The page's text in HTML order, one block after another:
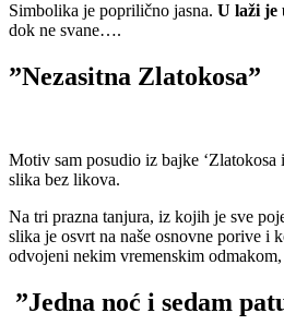
Simbolika je poprilično jasna. U laži je
dok ne svane….
”Nezasitna Zlatokosa”
Motiv sam posudio iz bajke
slika bez likova.
Na tri prazna tanjura, iz kojih je sve
slika je osvrt na naše osnovne porive i
odvojeni nekim vremenskim
”Jedna noć i sedam